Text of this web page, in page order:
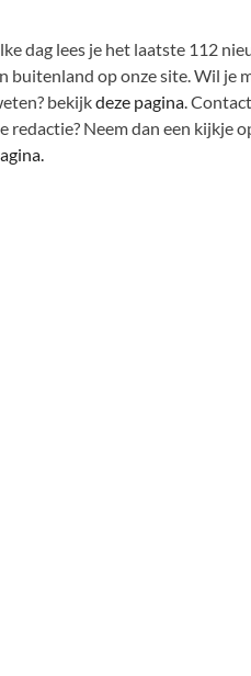
dag lees je het laatste 112
buitenland op onze site. Wil je
bekijkdeze pagina.
redactie? Neem dan een kijkje